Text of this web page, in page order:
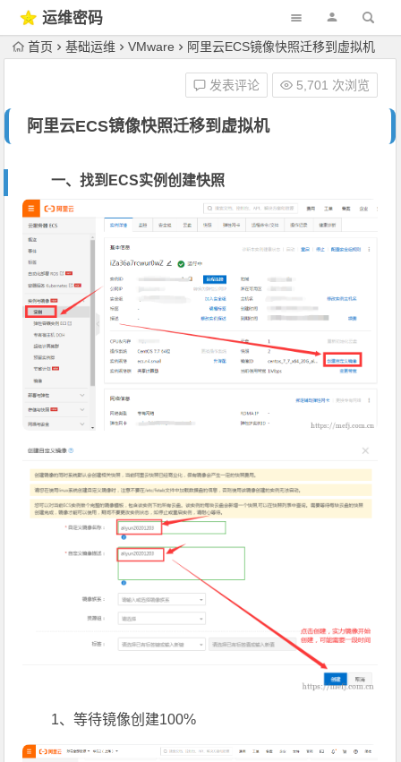
运维密码
首页 基础运维 VMware 阿里云ECS镜像快照迁移到虚拟机
阿里云ECS镜像快照迁移到虚拟机
发表评论 5,701 次浏览
一、找到ECS实例创建快照
1、等待镜像创建100%